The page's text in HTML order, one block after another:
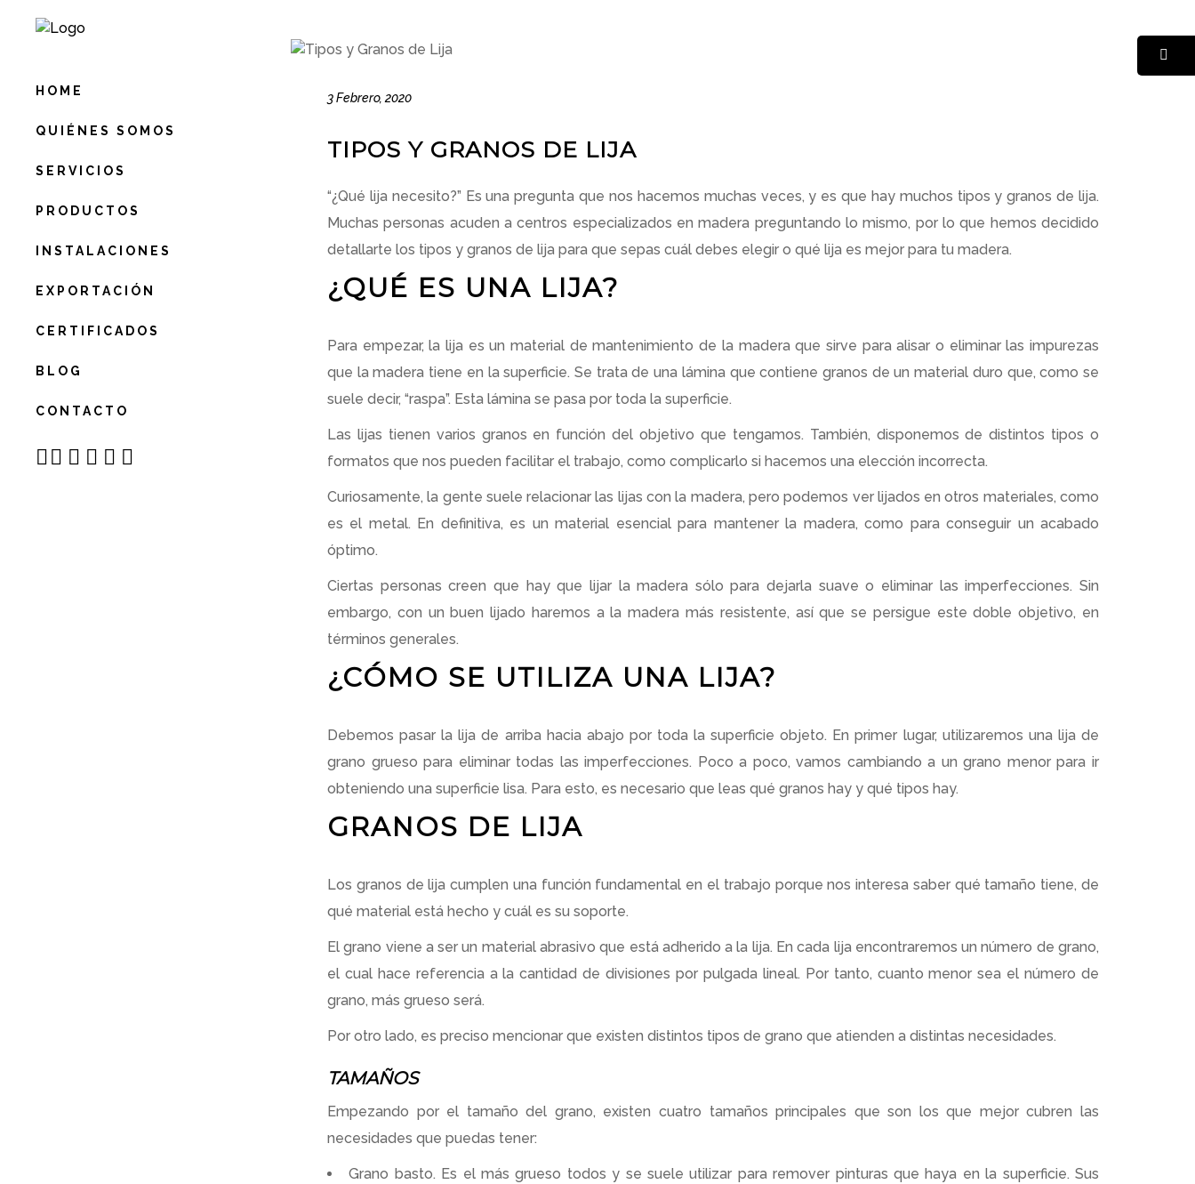
HOME
QUIÉNES SOMOS
SERVICIOS
PRODUCTOS
INSTALACIONES
EXPORTACIÓN
CERTIFICADOS
BLOG
CONTACTO
3 Febrero, 2020
TIPOS Y GRANOS DE LIJA
“¿Qué lija necesito?” Es una pregunta que nos hacemos muchas veces, y es que hay muchos tipos y granos de lija.
Muchas personas acuden a centros especializados en madera preguntando lo mismo, por lo que hemos decidido
detallarte los tipos y granos de lija para que sepas cuál debes elegir o qué lija es mejor para tu madera.
¿QUÉ ES UNA LIJA?
Para empezar, la lija es un material de mantenimiento de la madera que sirve para alisar o eliminar las impurezas
que la madera tiene en la superficie. Se trata de una lámina que contiene granos de un material duro que, como se
suele decir, “raspa”. Esta lámina se pasa por toda la superficie.
Las lijas tienen varios granos en función del objetivo que tengamos. También, disponemos de distintos tipos o
formatos que nos pueden facilitar el trabajo, como complicarlo si hacemos una elección incorrecta.
Curiosamente, la gente suele relacionar las lijas con la madera, pero podemos ver lijados en otros materiales, como
es el metal. En definitiva, es un material esencial para mantener la madera, como para conseguir un acabado
óptimo.
Ciertas personas creen que hay que lijar la madera sólo para dejarla suave o eliminar las imperfecciones. Sin
embargo, con un buen lijado haremos a la madera más resistente, así que se persigue este doble objetivo, en
términos generales.
¿CÓMO SE UTILIZA UNA LIJA?
Debemos pasar la lija de arriba hacia abajo por toda la superficie objeto. En primer lugar, utilizaremos una lija de
grano grueso para eliminar todas las imperfecciones. Poco a poco, vamos cambiando a un grano menor para ir
obteniendo una superficie lisa. Para esto, es necesario que leas qué granos hay y qué tipos hay.
GRANOS DE LIJA
Los granos de lija cumplen una función fundamental en el trabajo porque nos interesa saber qué tamaño tiene, de
qué material está hecho y cuál es su soporte.
El grano viene a ser un material abrasivo que está adherido a la lija. En cada lija encontraremos un número de grano,
el cual hace referencia a la cantidad de divisiones por pulgada lineal. Por tanto, cuanto menor sea el número de
grano, más grueso será.
Por otro lado, es preciso mencionar que existen distintos tipos de grano que atienden a distintas necesidades.
TAMAÑOS
Empezando por el tamaño del grano, existen cuatro tamaños principales que son los que mejor cubren las
necesidades que puedas tener:
Grano basto. Es el más grueso todos y se suele utilizar para remover pinturas que haya en la superficie. Sus